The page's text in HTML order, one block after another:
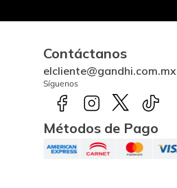
Contáctanos
elcliente@gandhi.com.mx
Síguenos
Métodos de Pago